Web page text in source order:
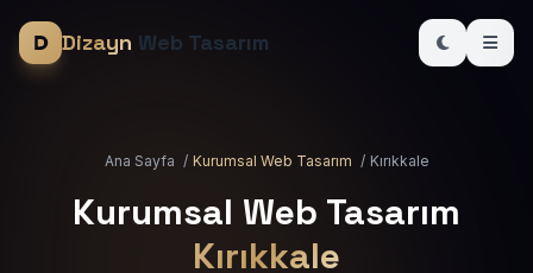
Dizayn Web Tasarım
Ana Sayfa / Kurumsal Web Tasarım / Kırıkkale
Kurumsal Web Tasarım
Kırıkkale